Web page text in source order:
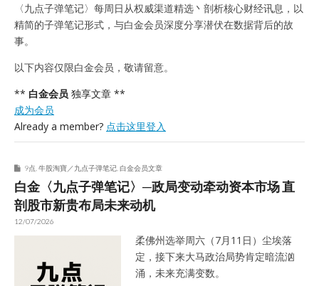
〈九点子弹笔记〉每周日从权威渠道精选丶剖析核心财经讯息，以
精简的子弹笔记形式，与白金会员深度分享潜伏在数据背后的故
事。
以下内容仅限白金会员，敬请留意。
** 白金会员 独享文章 **
成为会员
Already a member? 点击这里登入
9点 牛股淘寶／九点子弹笔记 白金会员文章
白金〈九点子弹笔记〉─政局变动牵动资本市场 直
剖股市新贵布局未来动机
12/07/2026
柔佛州选举周六（7月11日）尘埃落
定，接下来大马政治局势肯定暗流汹
涌，未来充满变数。